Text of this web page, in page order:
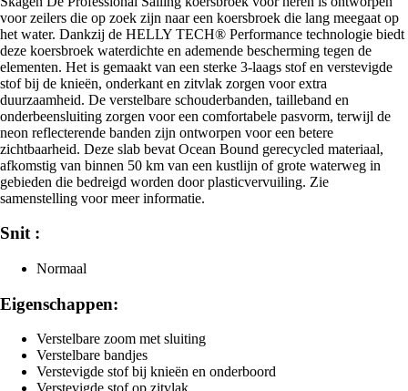
voor zeilers die op zoek zijn naar een koersbroek die lang meegaat op
het water. Dankzij de HELLY TECH® Performance technologie biedt
deze koersbroek waterdichte en ademende bescherming tegen de
elementen. Het is gemaakt van een sterke 3-laags stof en verstevigde
stof bij de knieën, onderkant en zitvlak zorgen voor extra
duurzaamheid. De verstelbare schouderbanden, tailleband en
onderbeensluiting zorgen voor een comfortabele pasvorm, terwijl de
neon reflecterende banden zijn ontworpen voor een betere
zichtbaarheid. Deze slab bevat Ocean Bound gerecycled materiaal,
afkomstig van binnen 50 km van een kustlijn of grote waterweg in
gebieden die bedreigd worden door plasticvervuiling. Zie
samenstelling voor meer informatie.
Snit :
Normaal
Eigenschappen:
Verstelbare zoom met sluiting
Verstelbare bandjes
Verstevigde stof bij knieën en onderboord